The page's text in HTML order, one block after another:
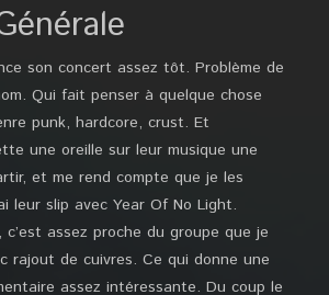
son concert assez tôt. Problème de
Qui fait penser à quelque chose
punk, hardcore, crust. Et
une oreille sur leur musique une
et me rend compte que je les
leur slip avec Year Of No Light.
c’est assez proche du groupe que je
rajout de cuivres. Ce qui donne une
assez intéressante. Du coup le